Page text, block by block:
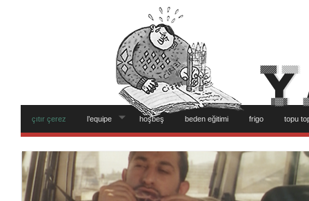
çıtır çerez l’equipe hoşbeş beden eğitimi frigo topu